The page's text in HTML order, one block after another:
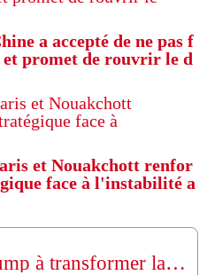
a accepté de ne pas f
promet de rouvrir le d
et Nouakchott renfor
face à l'instabilité a
L’Égypte appelle Trump à transformer la tragédie de Gaza en « opportunité de réconciliation »